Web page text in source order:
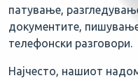
патување,
документите,
телефонски разговори.
Најчесто, нашиот